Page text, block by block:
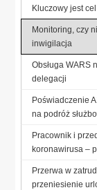
Kluczowy jest
Monitoring, czy
inwigilacja
Obsługa WARS
delegacji
Poświadczenie
na podróż
Pracownik i
koronawirusa –
Przerwa w
przeniesienie